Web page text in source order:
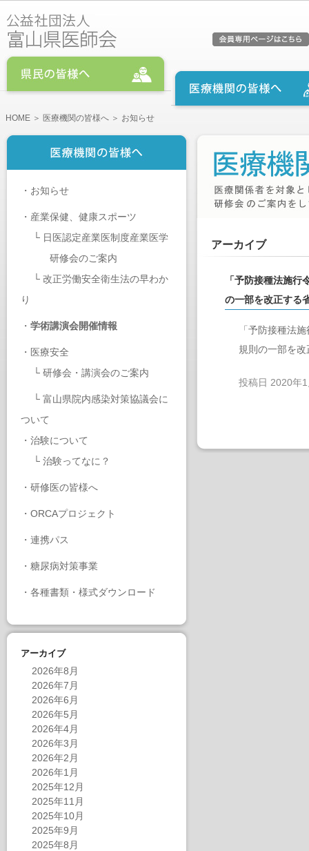
HOME ＞ 医療機関の皆様へ ＞ お知らせ
・ お知らせ
・ 産業保健、健康スポーツ
└ 日医認定産業医制度産業医学
研修会のご案内
└ 改正労働安全衛生法の早わか
り
・ 学術講演会開催情報
・ 医療安全
└ 研修会・講演会のご案内
└ 富山県院内感染対策協議会に
ついて
・ 治験について
└ 治験ってなに？
・ 研修医の皆様へ
・ ORCAプロジェクト
・ 連携パス
・ 糖尿病対策事業
・ 各種書類・様式ダウンロード
アーカイブ
2026年8月
2026年7月
2026年6月
2026年5月
2026年4月
2026年3月
2026年2月
2026年1月
2025年12月
2025年11月
2025年10月
2025年9月
2025年8月
アーカイブ
「予防接種法施
の一部を改正する
「予防接種法
規則の一部を
投稿日 2020年